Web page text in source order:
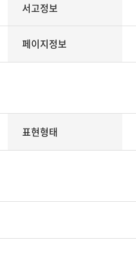
서고정보
페이지정보
표현형태